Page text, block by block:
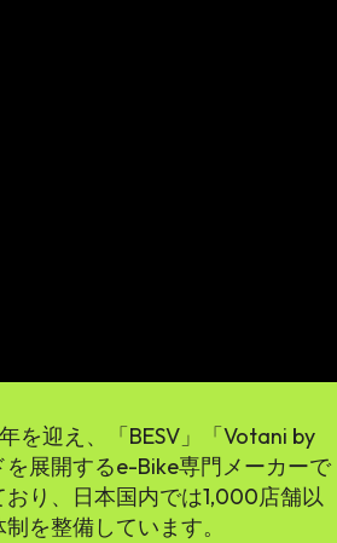
を迎え、「BESV」「Votani by
を展開するe-Bike専門メーカーで
り、日本国内では1,000店舗以
を整備しています。